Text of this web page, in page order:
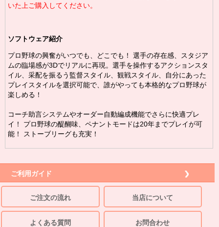
いた上ご購入してください。
ソフトウェア紹介
プロ野球の興奮がいつでも、どこでも！ 選手の存在感、スタジア
ムの臨場感が3Dでリアルに再現。選手を操作するアクションスタ
イル、采配を振るう監督スタイル、観戦スタイル、自分にあった
プレイスタイルを選択可能で、誰がやっても本格的なプロ野球が
楽しめる！
コーチ助言システムやオーダー自動編成機能でさらに快適プレ
イ！ プロ野球の醍醐味、ペナントモードは20年までプレイが可
能！ ストーブリーグも充実！
ご利用ガイド
ご注文の流れ 当店について
よくある質問 お問合わせ